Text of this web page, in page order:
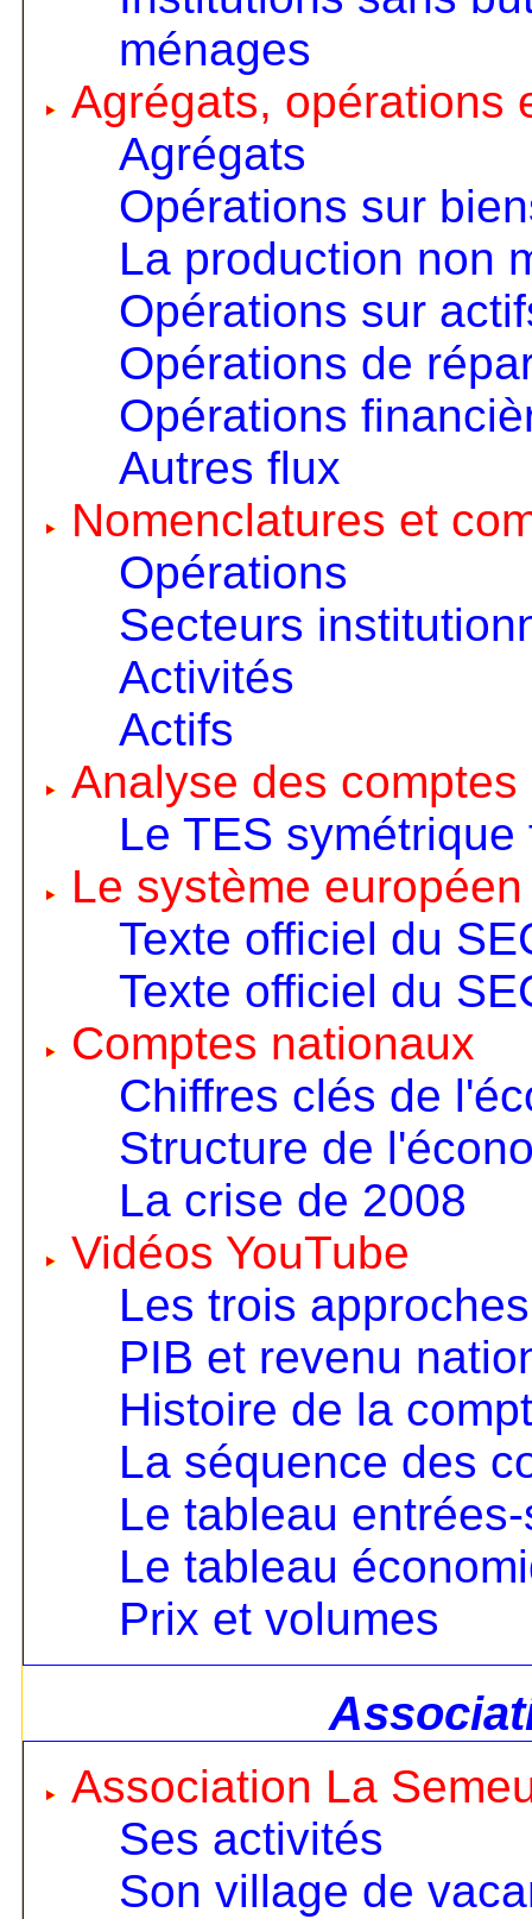
ménages
Agrégats, opérations
Agrégats
Opérations sur
La production non
Opérations sur
Opérations de
Opérations
Autres flux
Nomenclatures et
Opérations
Secteurs
Activités
Actifs
Analyse des
Le TES symétrique
Le système
Texte officiel du
Texte officiel du
Comptes nationaux
Chiffres clés de
Structure de
La crise de 2008
Vidéos YouTube
Les trois
PIB et revenu
Histoire de la
La séquence des
Le tableau
Le tableau
Prix et volumes
Association La
Ses activités
Son village de